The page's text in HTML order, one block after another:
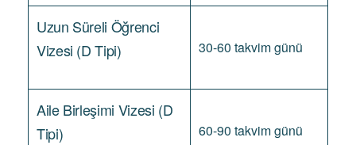
Uzun Süreli Öğrenci
Vizesi (D Tipi)
30-60 takvim günü
Aile Birleşimi Vizesi (D
Tipi)
60-90 takvim günü